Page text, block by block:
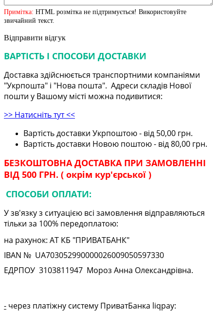
Примітка: HTML розмітка не підтримується! Використовуйте
звичайний текст.
Відправити відгук
ВАРТІСТЬ І СПОСОБИ ДОСТАВКИ
Доставка здійснюється транспортними компаніями
"Укрпошта" і "Нова пошта". Адреси складів Нової
пошти у Вашому місті можна подивитися:
>> Натисніть тут <<
Вартість доставки Укрпоштою - від 50,00 грн.
Вартість доставки Новою поштою - від 80,00 грн.
БЕЗКОШТОВНА ДОСТАВКА ПРИ ЗАМОВЛЕННІ
ВІД 500 ГРН. ( окрім кур'єрської )
СПОСОБИ ОПЛАТИ:
У зв'язку з ситуацією всі замовлення відправляються
тільки за 100% передоплатою:
на рахунок: АТ КБ "ПРИВАТБАНК"
IBAN № UA703052990000026009050597330
ЕДРПОУ 3103811947 Мороз Анна Олександрівна.
- через платіжну систему ПриватБанка liqpay: